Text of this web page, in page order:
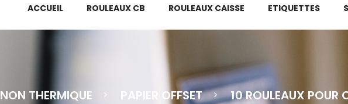
ACCUEIL ROULEAUX CB ROULEAUX CAISSE ETIQUETTES
NON THERMIQUE PAPIER OFFSET 10 ROULEAUX POUR